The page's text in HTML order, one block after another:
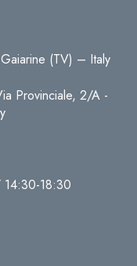
(TV) – Italy
Provinciale, 2/A -
18:30